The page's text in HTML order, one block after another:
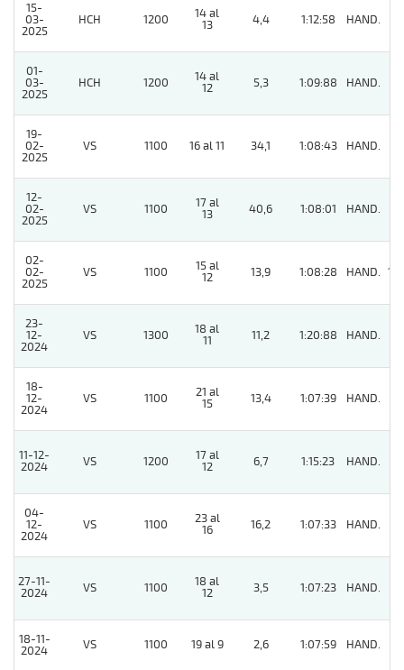
15-
03-
2025
HCH 1200
14 al
13
4,4 1:12:58 HAND.
01-
03-
2025
HCH 1200
14 al
12
5,3 1:09:88 HAND.
19-
02-
2025
VS 1100 16 al 11 34,1 1:08:43 HAND.
12-
02-
2025
VS 1100
17 al
13
40,6 1:08:01 HAND.
02-
02-
2025
VS 1100
15 al
12
13,9 1:08:28 HAND. 10
23-
12-
2024
VS 1300
18 al
11
11,2 1:20:88 HAND.
18-
12-
2024
VS 1100
21 al
15
13,4 1:07:39 HAND.
11-12-
2024
VS 1200
17 al
12
6,7 1:15:23 HAND.
04-
12-
2024
VS 1100
23 al
16
16,2 1:07:33 HAND.
27-11-
2024
VS 1100
18 al
12
3,5 1:07:23 HAND.
18-11-
2024
VS 1100 19 al 9 2,6 1:07:59 HAND.